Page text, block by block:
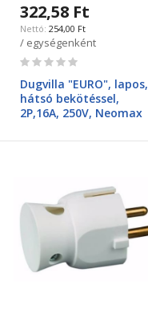
322,58 Ft
254,00 Ft
/ egységenként
Rating:
Dugvilla "EURO", lapos,
hátsó bekötéssel,
2P,16A, 250V, Neomax